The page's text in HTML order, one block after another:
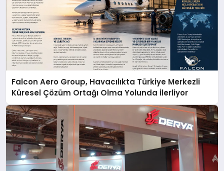
Falcon Aero Group, Havacılıkta Türkiye Merkezli
Küresel Çözüm Ortağı Olma Yolunda İlerliyor